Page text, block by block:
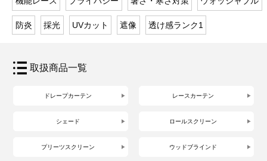
防炎 採光 UVカット 遮像 透け感ランク1
取扱商品一覧
ドレープカーテン レースカーテン
シェード ロールスクリーン
プリーツスクリーン ウッドブラインド